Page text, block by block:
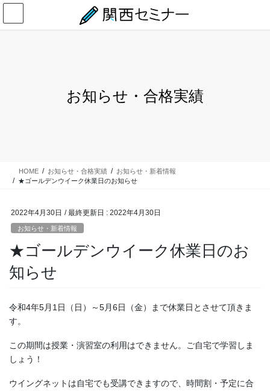
コ
ナ
お知らせ・合格実績
HOME お知らせ・合格実績
お知らせ・新着情報
★ゴールデンウイーク休業日のお知らせ
2022年4月30日 / 最終更新日 : 2022年4月30日
お知らせ・新着情報
★ゴールデンウイーク休業日のお
知らせ
令和4年5月1日（日）～5月6日（金）まで休業日とさせて頂きま
す。
この期間は授業・演習室の利用はできません。ご自宅で学習しま
しょう！
ウイングネットは自宅でも受講できますので、時間割・予定に合